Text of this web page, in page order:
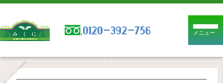
メニュー